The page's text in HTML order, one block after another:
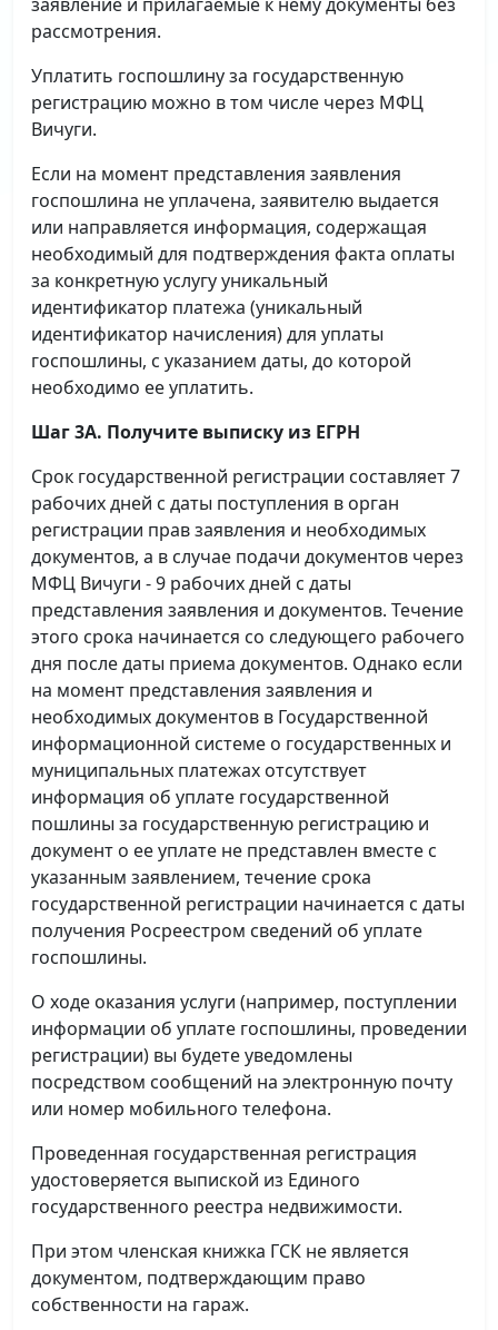
рассмотрения.
Уплатить госпошлину за государственную
регистрацию можно в том числе через МФЦ
Вичуги.
Если на момент представления заявления
госпошлина не уплачена, заявителю выдается
или направляется информация, содержащая
необходимый для подтверждения факта оплаты
за конкретную услугу уникальный
идентификатор платежа (уникальный
идентификатор начисления) для уплаты
госпошлины, с указанием даты, до которой
необходимо ее уплатить.
Шаг 3А. Получите выписку из ЕГРН
Срок государственной регистрации составляет 7
рабочих дней с даты поступления в орган
регистрации прав заявления и необходимых
документов, а в случае подачи документов через
МФЦ Вичуги - 9 рабочих дней с даты
представления заявления и документов. Течение
этого срока начинается со следующего рабочего
дня после даты приема документов. Однако если
на момент представления заявления и
необходимых документов в Государственной
информационной системе о государственных и
муниципальных платежах отсутствует
информация об уплате государственной
пошлины за государственную регистрацию и
документ о ее уплате не представлен вместе с
указанным заявлением, течение срока
государственной регистрации начинается с даты
получения Росреестром сведений об уплате
госпошлины.
О ходе оказания услуги (например, поступлении
информации об уплате госпошлины, проведении
регистрации) вы будете уведомлены
посредством сообщений на электронную почту
или номер мобильного телефона.
Проведенная государственная регистрация
удостоверяется выпиской из Единого
государственного реестра недвижимости.
При этом членская книжка ГСК не является
документом, подтверждающим право
собственности на гараж.